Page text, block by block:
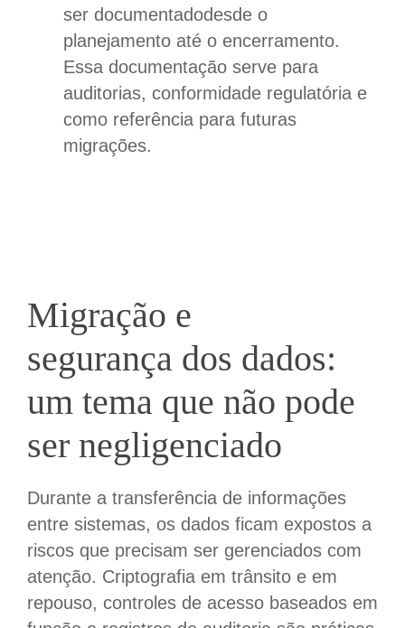
ser documentadodesde o
planejamento até o encerramento.
Essa documentação serve para
auditorias, conformidade regulatória e
como referência para futuras
migrações.
Migração e
segurançados dados:
um tema que não pode
ser negligenciado
Durante a transferência de informações
entre sistemas, os dados ficam expostos a
riscos que precisam ser gerenciados com
atenção. Criptografia em trânsito e em
repouso, controles de acesso baseados em